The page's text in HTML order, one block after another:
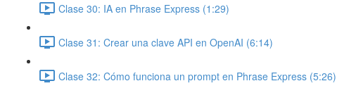
Clase 30: IA en Phrase Express (1:29)
Clase 31: Crear una clave API en OpenAI (6:14)
Clase 32: Cómo funciona un prompt en Phrase Express (5:26)